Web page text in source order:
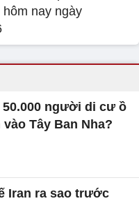
hôm nay ngày
50.000 người di cư ồ
vào Tây Ban Nha?
Iran ra sao trước